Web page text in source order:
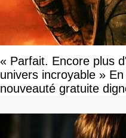
« Parfait. Encore plus
univers incroyable »
nouveauté gratuite